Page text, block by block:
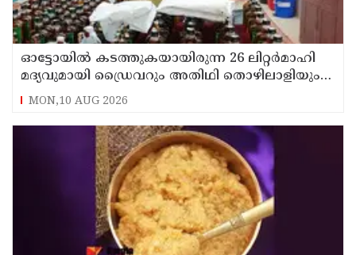
ഓട്ടോയിൽ കടത്തുകയായിരുന്ന 26 ലിറ്റർമാഹി
മദ്യവുമായി ഡ്രൈവറും അതിഥി തൊഴിലാളിയും
എക്സൈസ് പിടിയിൽ
MON,10 AUG 2026